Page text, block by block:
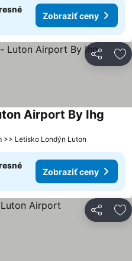
Zobraziť ceny
Zdieľať
Airport By Ihg
>> Letisko Londýn Luton
Zobraziť ceny
Zdieľať